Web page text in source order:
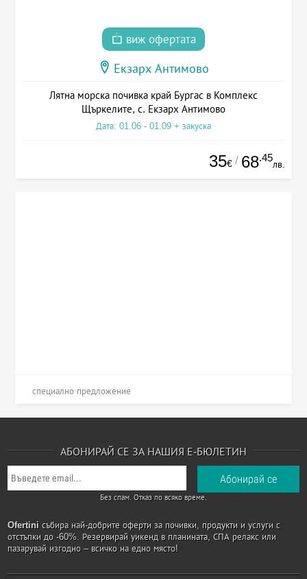
виж офертата
Екзарх Антимово
Лятна морска почивка край Бургас в Комплекс
Щъркелите, с. Екзарх Антимово
Дата: 01.06 - 01.09 + закуска
35€ / 68.45
лв.
специално предложение
АБОНИРАЙ СЕ ЗА НАШИЯ Е-БЮЛЕТИН
Без спам. Отказ по всяко време.
Ofertini събира най-добрите оферти за почивки, продукти и услуги с
отстъпки до -60%. Резервирай уикенд в планината, СПА релакс или
пазарувай изгодно – всичко на едно място!